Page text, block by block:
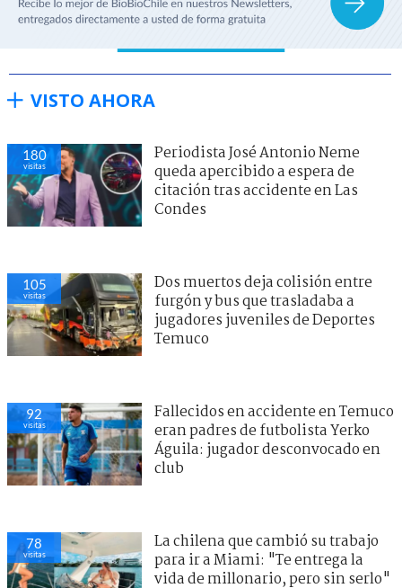
VISTO AHORA
180
visitas
Periodista José Antonio Neme
queda apercibido a espera de
citación tras accidente en Las
Condes
105
visitas
Dos muertos deja colisión entre
furgón y bus que trasladaba a
jugadores juveniles de Deportes
Temuco
92
visitas
Fallecidos en accidente en Temuco
eran padres de futbolista Yerko
Águila: jugador desconvocado en
club
78
visitas
La chilena que cambió su trabajo
para ir a Miami: "Te entrega la
vida de millonario, pero sin serlo"